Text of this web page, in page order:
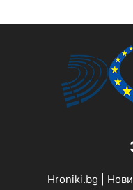
Hroniki.bg |